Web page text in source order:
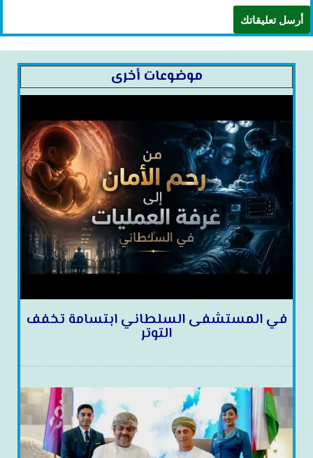
موضوعات أخرى
في المستشفى السلطاني ابتسامة تخفف
التوتر